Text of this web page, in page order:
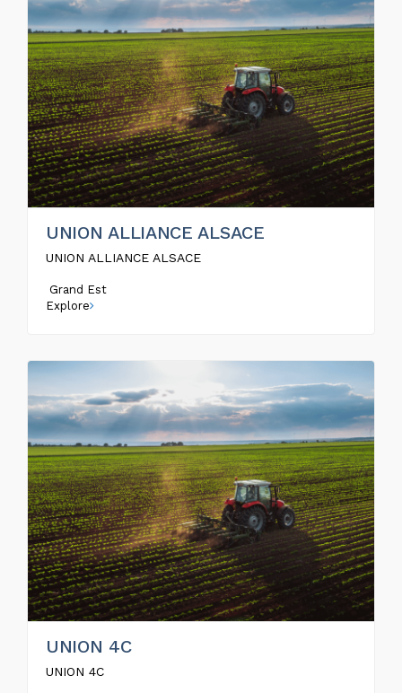
UNION ALLIANCE ALSACE
UNION ALLIANCE ALSACE
Grand Est
Explore
UNION 4C
UNION 4C